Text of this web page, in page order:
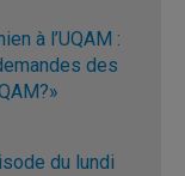
à l’UQAM :
des
du lundi